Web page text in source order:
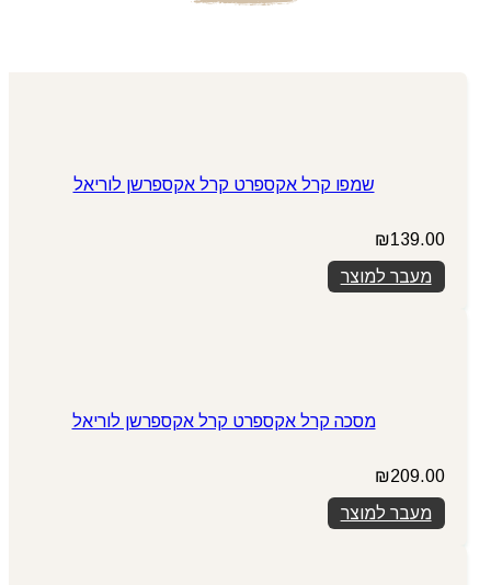
שמפו קרל אקספרט קרל אקספרשן לוריאל
₪139.00
מעבר למוצר
מסכה קרל אקספרט קרל אקספרשן לוריאל
₪209.00
מעבר למוצר